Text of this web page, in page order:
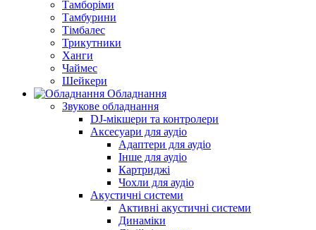
Тамборіми
Тамбурини
Тімбалес
Трикутники
Ханги
Чаймес
Шейкери
Обладнання
Звукове обладнання
DJ-мікшери та контролери
Аксесуари для аудіо
Адаптери для аудіо
Інше для аудіо
Картриджі
Чохли для аудіо
Акустичні системи
Активні акустичні системи
Динаміки